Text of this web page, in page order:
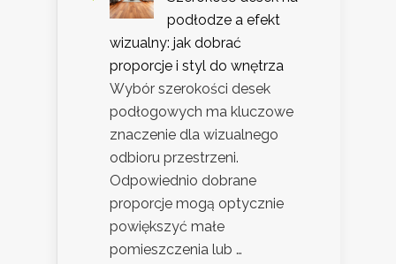
podłodze a efekt
wizualny: jak dobrać
proporcje i styl do wnętrza
Wybór szerokości desek
podłogowych ma kluczowe
znaczenie dla wizualnego
odbioru przestrzeni.
Odpowiednio dobrane
proporcje mogą optycznie
powiększyć małe
pomieszczenia lub …